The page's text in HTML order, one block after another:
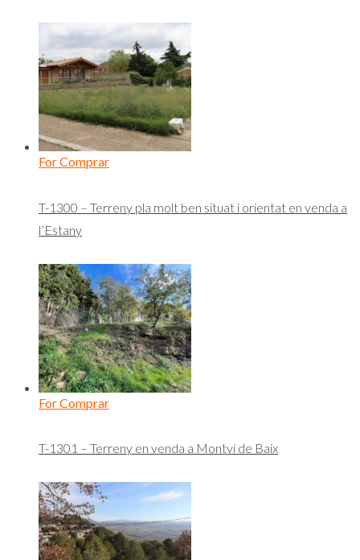
For Comprar
T-1300 – Terreny pla molt ben situat i orientat en venda a
l’Estany
For Comprar
T-1301 – Terreny en venda a Montví de Baix